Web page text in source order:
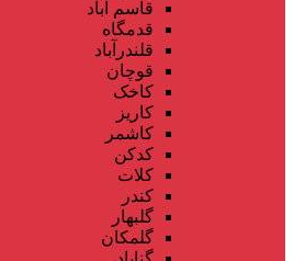
قاسم آباد
قدمگاه
قلندرآباد
قوچان
کاخک
کاریز
کاشمر
کدکن
کلات
کندر
گلبهار
گلمکان